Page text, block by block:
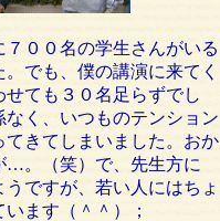
００名の学生さんがいる
でも、僕の講演に来てく
ても３０名足らずでし
く、いつものテンション
きてしまいました。おか
…。（笑）で、先生方に
ですが、若い人にはちょ
ます（＾＾）；